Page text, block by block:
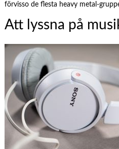
förvisso de flesta heavy metal-
Att lyssna på